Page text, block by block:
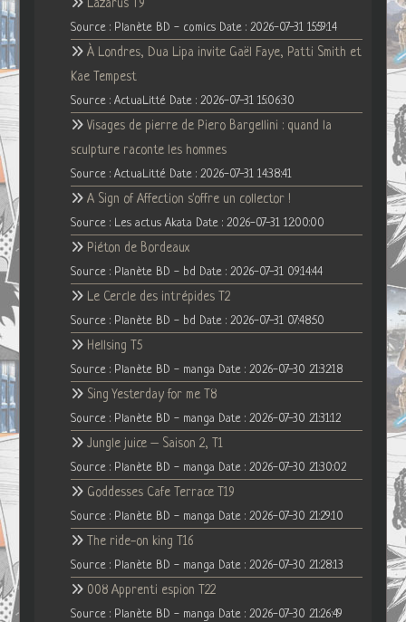
Lazarus T9
Source : Planète BD - comics Date : 2026-07-31 15:59:14
À Londres, Dua Lipa invite Gaël Faye, Patti Smith et
Kae Tempest
Source : ActuaLitté Date : 2026-07-31 15:06:30
Visages de pierre de Piero Bargellini : quand la
sculpture raconte les hommes
Source : ActuaLitté Date : 2026-07-31 14:38:41
A Sign of Affection s'offre un collector !
Source : Les actus Akata Date : 2026-07-31 12:00:00
Piéton de Bordeaux
Source : Planète BD - bd Date : 2026-07-31 09:14:44
Le Cercle des intrépides T2
Source : Planète BD - bd Date : 2026-07-31 07:48:50
Hellsing T5
Source : Planète BD - manga Date : 2026-07-30 21:32:18
Sing Yesterday for me T8
Source : Planète BD - manga Date : 2026-07-30 21:31:12
Jungle juice – Saison 2, T1
Source : Planète BD - manga Date : 2026-07-30 21:30:02
Goddesses Cafe Terrace T19
Source : Planète BD - manga Date : 2026-07-30 21:29:10
The ride-on king T16
Source : Planète BD - manga Date : 2026-07-30 21:28:13
008 Apprenti espion T22
Source : Planète BD - manga Date : 2026-07-30 21:26:49